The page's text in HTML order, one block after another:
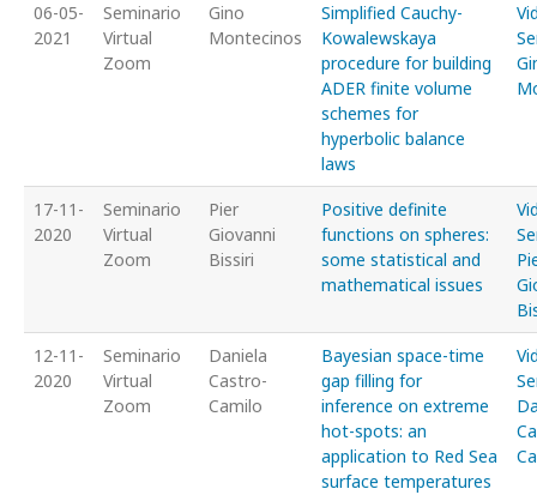
06-05-
2021
Seminario
Virtual
Zoom
Gino
Montecinos
Simplified Cauchy-
Kowalewskaya
procedure for building
ADER finite volume
schemes for
hyperbolic balance
laws
17-11-
2020
Seminario
Virtual
Zoom
Pier
Giovanni
Bissiri
Positive definite
functions on spheres:
some statistical and
mathematical issues
12-11-
2020
Seminario
Virtual
Zoom
Daniela
Castro-
Camilo
Bayesian space-time
gap filling for
inference on extreme
hot-spots: an
application to Red Sea
surface temperatures